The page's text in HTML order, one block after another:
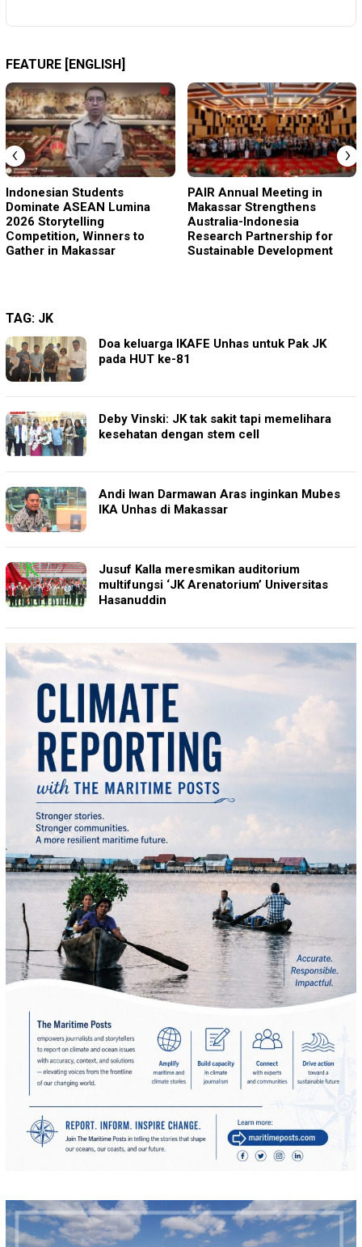
FEATURE [ENGLISH]
Indonesian Students
Dominate ASEAN Lumina
2026 Storytelling
Competition, Winners to
Gather in Makassar
PAIR Annual Meeting in
Makassar Strengthens
Australia-Indonesia
Research Partnership for
Sustainable Development
‹ ›
TAG: JK
Doa keluarga IKAFE Unhas untuk Pak JK
pada HUT ke-81
Deby Vinski: JK tak sakit tapi memelihara
kesehatan dengan stem cell
Andi Iwan Darmawan Aras inginkan Mubes
IKA Unhas di Makassar
Jusuf Kalla meresmikan auditorium
multifungsi ‘JK Arenatorium’ Universitas
Hasanuddin